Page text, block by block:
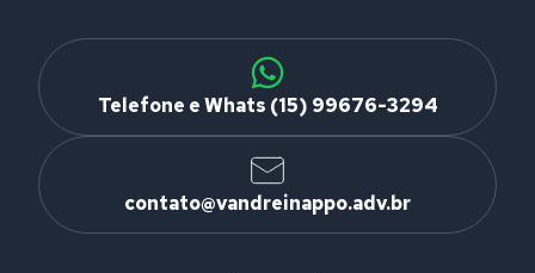
Telefone e Whats (15) 99676-3294
contato@vandreinappo.adv.br